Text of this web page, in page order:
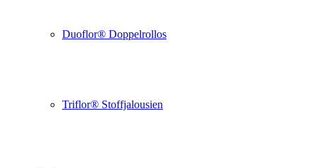
Duoflor® Doppelrollos
Triflor® Stoffjalousien